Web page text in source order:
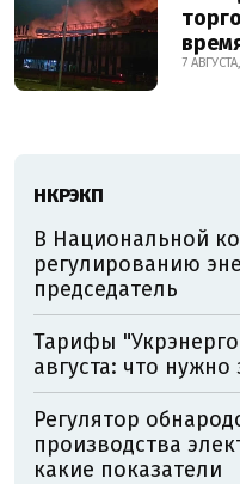
7
НКРЭКП
В Национальной
регулированию
председатель
Тарифы
августа: что нужно
Регулятор
производства
какие показатели